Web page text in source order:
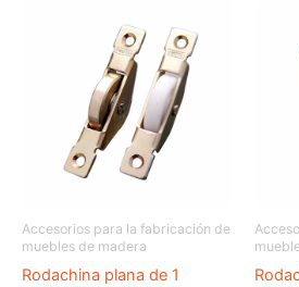
Accesorios para la fabricación de
muebles de madera
Rodachina plana de 1